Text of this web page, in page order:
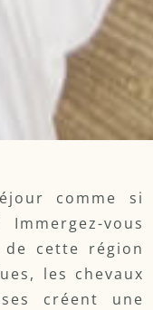
comme si
vous
de cette région
les chevaux
créent une